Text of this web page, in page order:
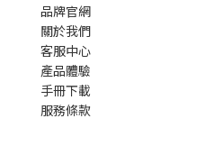
品牌官網
關於我們
客服中心
產品體驗
手冊下載
服務條款